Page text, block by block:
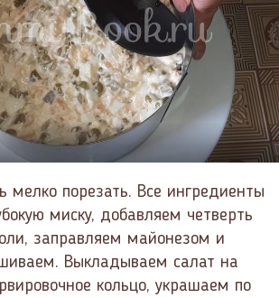
мелко порезать. Все ингредиенты
миску, добавляем четверть
заправляем майонезом и
Выкладываем салат на
кольцо, украшаем по